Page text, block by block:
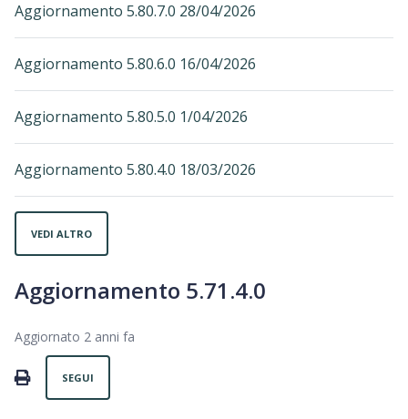
Aggiornamento 5.80.7.0 28/04/2026
Aggiornamento 5.80.6.0 16/04/2026
Aggiornamento 5.80.5.0 1/04/2026
Aggiornamento 5.80.4.0 18/03/2026
VEDI ALTRO
Aggiornamento 5.71.4.0
Aggiornato 2 anni fa
PRINT
SEGUI